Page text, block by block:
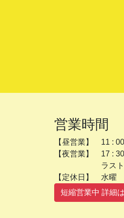
営業時間
【昼営業】 11 :
【夜営業】 17 :
ラストオー
【定休日
短縮営業中 詳細